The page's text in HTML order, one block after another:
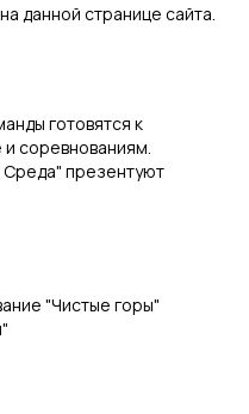
данной странице сайта.
готовятся к
соревнованиям.
презентуют
"Чистые горы"